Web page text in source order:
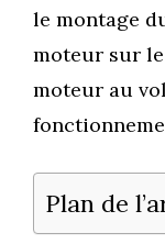
le montage
moteur sur
moteur au
Plan de